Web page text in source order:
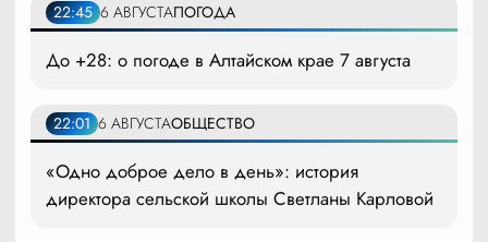
22:45 6 АВГУСТАПОГОДА
До +28: о погоде в Алтайском крае 7 августа
22:01 6 АВГУСТАОБЩЕСТВО
«Одно доброе дело в день»: история
директора сельской школы Светланы Карловой